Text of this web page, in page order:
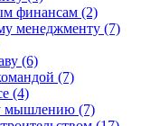
финансам (2)
менеджменту (7)
(6)
(7)
(4)
мышлению (7)